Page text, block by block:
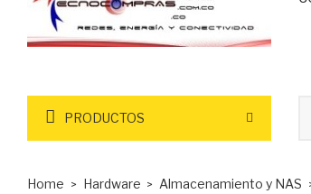
PRODUCTOS
Home Hardware Almacenamiento y NAS